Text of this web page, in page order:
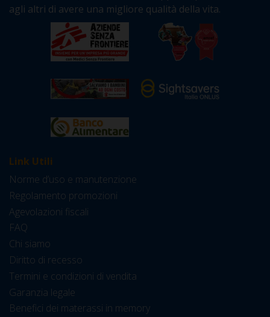
agli altri di avere una migliore qualità della vita.
Link Utili
Norme d’uso e manutenzione
Regolamento promozioni
Agevolazioni fiscali
FAQ
Chi siamo
Diritto di recesso
Termini e condizioni di vendita
Garanzia legale
Benefici dei materassi in memory